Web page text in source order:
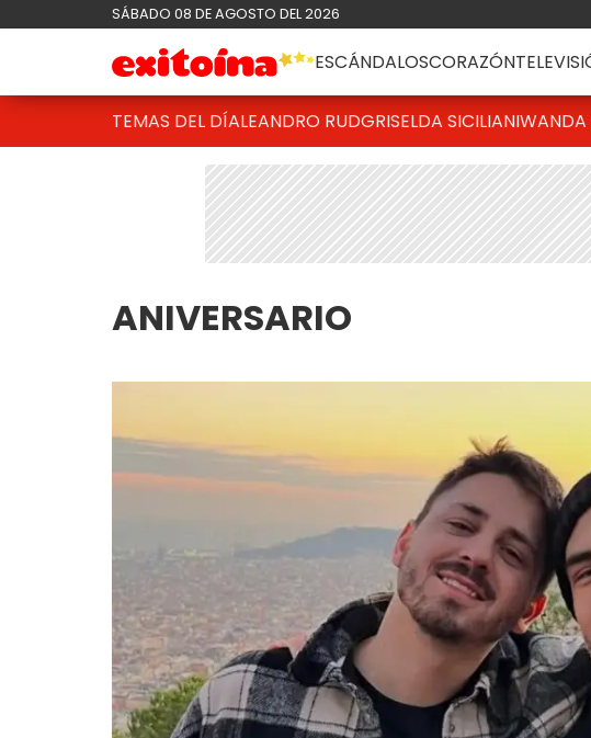
SÁBADO 08 DE AGOSTO DEL 2026
ESCÁNDALOSCORAZÓN
TEMAS DEL DÍALEANDRO RUDGRISELDA SICILIANIWANDA
ANIVERSARIO